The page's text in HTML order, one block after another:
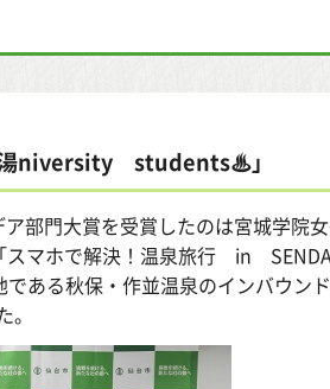
湯niversity students♨」
部門大賞を受賞したのは宮城学院
スマホで解決！温泉旅行 in
る秋保・作並温泉のインバウンド